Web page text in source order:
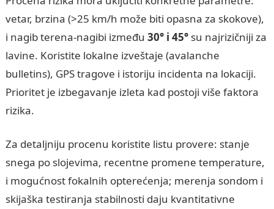
vetar, brzina (>25 km/h može biti opasna za skokove),
i nagib terena-nagibi između 30° i 45°su najrizičniji za
lavine. Koristite lokalne izveštaje (avalanche
bulletins), GPS tragove i istoriju incidenta na lokaciji.
Prioritet je izbegavanje izleta kad postoji više faktora
rizika.
Za detaljniju procenu koristite listu provere: stanje
snega po slojevima, recentne promene temperature,
i mogućnost fokalnih opterećenja; merenja sondom i
skijaška testiranja stabilnosti daju kvantitativne